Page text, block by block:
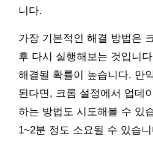
니다.
가장 기본적인 해결 방법은
후 다시 실행해보는 것입니
해결될 확률이 높습니다. 만
된다면, 크롬 설정에서 업데
하는 방법도 시도해볼 수 있
1~2분 정도 소요될 수 있습